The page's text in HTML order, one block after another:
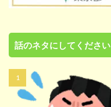
話のネタにしてください